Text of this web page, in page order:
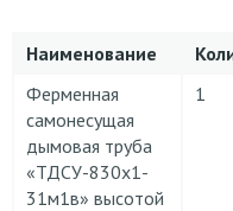
Наименование
Ферменная
самонесущая
дымовая труба
«ТДСУ-830х1-
31м1в» высотой
1